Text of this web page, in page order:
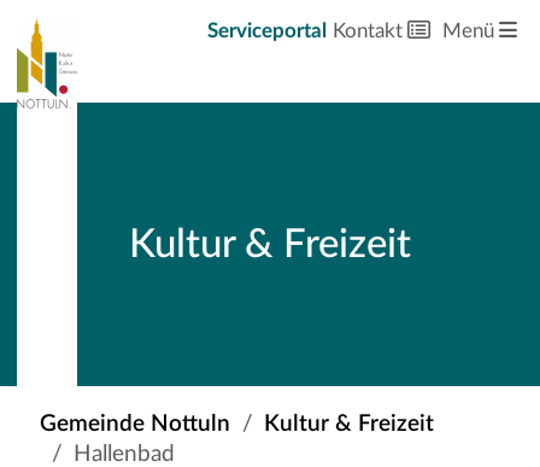
Serviceportal Kontakt Menü
Kultur & Freizeit
Gemeinde Nottuln
Kultur & Freizeit
Hallenbad